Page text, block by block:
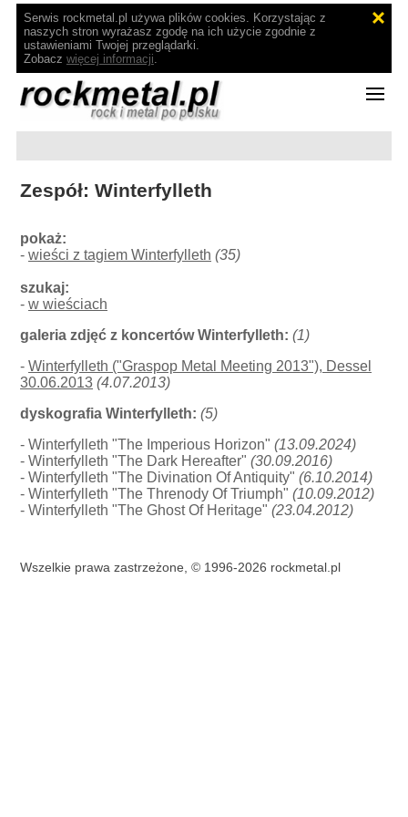
Serwis rockmetal.pl używa plików cookies. Korzystając z
naszych stron wyrażasz zgodę na ich użycie zgodnie z
ustawieniami Twojej przeglądarki.
Zobacz więcej informacji.
Zespół: Winterfylleth
pokaż:
-wieści z tagiem Winterfylleth (35)
szukaj:
-w wieściach
galeria zdjęć z koncertów Winterfylleth: (1)
-Winterfylleth ("Graspop Metal Meeting 2013"), Dessel
30.06.2013 (4.07.2013)
dyskografia Winterfylleth: (5)
- Winterfylleth "The Imperious Horizon"(13.09.2024)
- Winterfylleth "The Dark Hereafter"(30.09.2016)
- Winterfylleth "The Divination Of Antiquity"(6.10.2014)
- Winterfylleth "The Threnody Of Triumph"(10.09.2012)
- Winterfylleth "The Ghost Of Heritage"(23.04.2012)
Wszelkie prawa zastrzeżone, © 1996-2026 rockmetal.pl